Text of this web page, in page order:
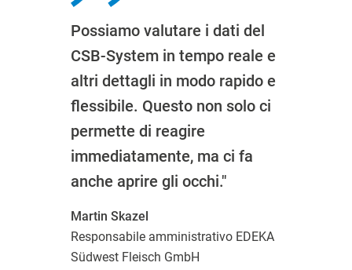
Possiamo valutare i dati del
CSB-System in tempo reale e
altri dettagli in modo rapido e
flessibile. Questo non solo ci
permette di reagire
immediatamente, ma ci fa
anche aprire gli occhi."
Martin Skazel
Responsabile amministrativo EDEKA
Südwest Fleisch GmbH